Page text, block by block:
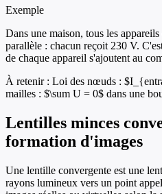
Exemple
Dans une maison, tous les
parallèle : chacun reçoit 230 V.
de chaque appareil s'ajoutent au
À retenir : Loi des nœuds :
mailles : $\sum U = 0$ dans une
Lentilles minces
formation d'images
Une lentille convergente est une
rayons lumineux vers un point